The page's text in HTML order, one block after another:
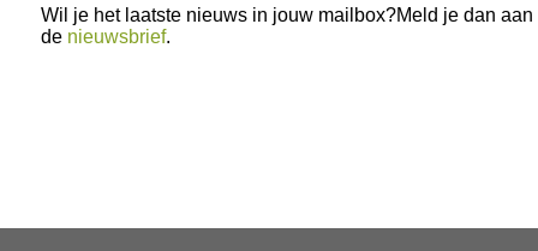
Wil je het laatste nieuws in jouw mailbox?Meld je dan aan
de nieuwsbrief.